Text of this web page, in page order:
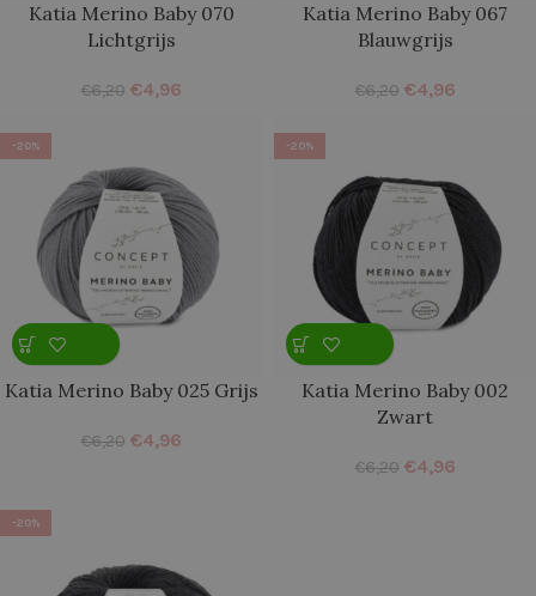
Katia Merino Baby 070
Lichtgrijs
€6,20 €4,96
Katia Merino Baby 067
Blauwgrijs
€6,20 €4,96
-20%
Katia Merino Baby 025 Grijs
€6,20 €4,96
-20%
Katia Merino Baby 002
Zwart
€6,20 €4,96
-20%